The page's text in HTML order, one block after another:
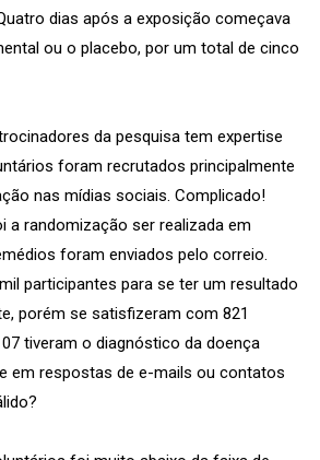
dias após a exposição começava
ou o placebo, por um total de cinco
da pesquisa tem expertise
foram recrutados principalmente
nas mídias sociais. Complicado!
randomização ser realizada em
foram enviados pelo correio.
participantes para se ter um resultado
porém se satisfizeram com 821
tiveram o diagnóstico da doença
em respostas de e-mails ou contatos